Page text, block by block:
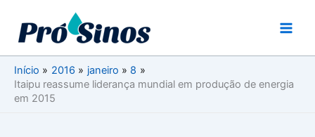
conteúdo
Início
2016 janeiro
8
Itaipu reassume liderança mundial em produção de energia
em 2015